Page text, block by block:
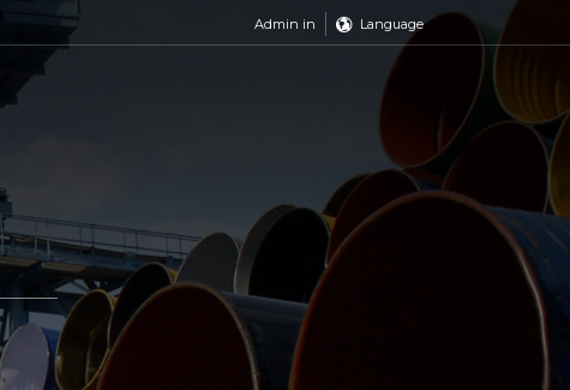
Admin in Language